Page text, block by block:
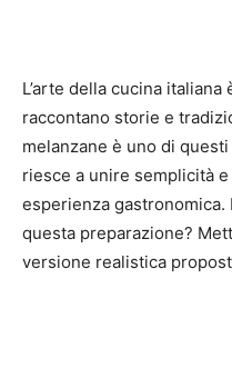
L’arte della cucina
raccontano storie e
melanzane è uno di
riesce a unire semplicità
esperienza gastronomica.
questa preparazione?
versione realistica